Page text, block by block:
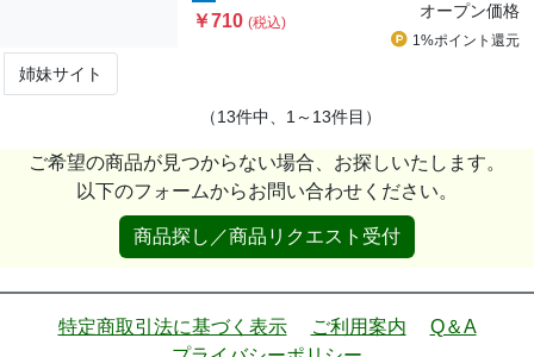
￥710(税込)
オープン価格
1%ポイント 還元
姉妹サイト
（13件中、1～13件目）
ご希望の商品が見つからない場合、お探しいたします。
以下のフォームからお問い合わせください。
商品探し／商品リクエスト受付
特定商取引法に基づく表示 ご利用案内
Q＆A